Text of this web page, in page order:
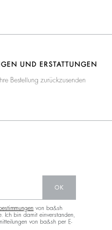
UND ERSTATTUNGEN
Bestellung zurückzusenden
OK
von ba&sh
Ich bin damit einverstanden,
von ba&sh per E-